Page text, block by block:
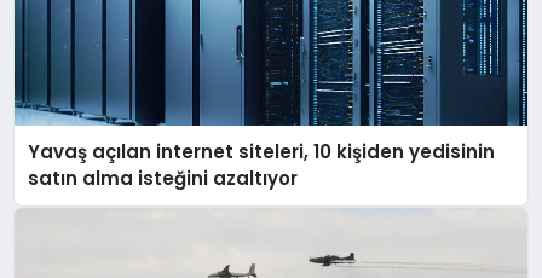
Yavaş açılan internet siteleri, 10 kişiden yedisinin
satın alma isteğini azaltıyor